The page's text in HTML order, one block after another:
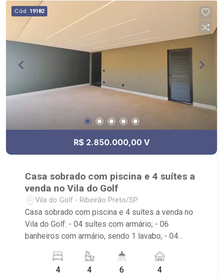
futebol gramado, playground, academia, pista de
caminha e salão de festas; - Próximo ao
Shopping Iguatemi, colégio Concept, Saibin e
Cervantes em Bonfim.
Cód. 19182
R$ 2.850.000,00 V
Casa sobrado com piscina e 4 suítes a
venda no Vila do Golf
Vila do Golf - Ribeirão Preto/SP
Casa sobrado com piscina e 4 suítes a venda no
Vila do Golf: - 04 suítes com armário; - 06
banheiros com armário, sendo 1 lavabo; - 04
Automatização na iluminação, persianas com
Alexa/Google; - Sala de Jantar; - Sala de TV; -
4 4 6 4